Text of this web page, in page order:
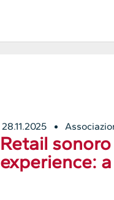
28.11.2025
Retail
experience: